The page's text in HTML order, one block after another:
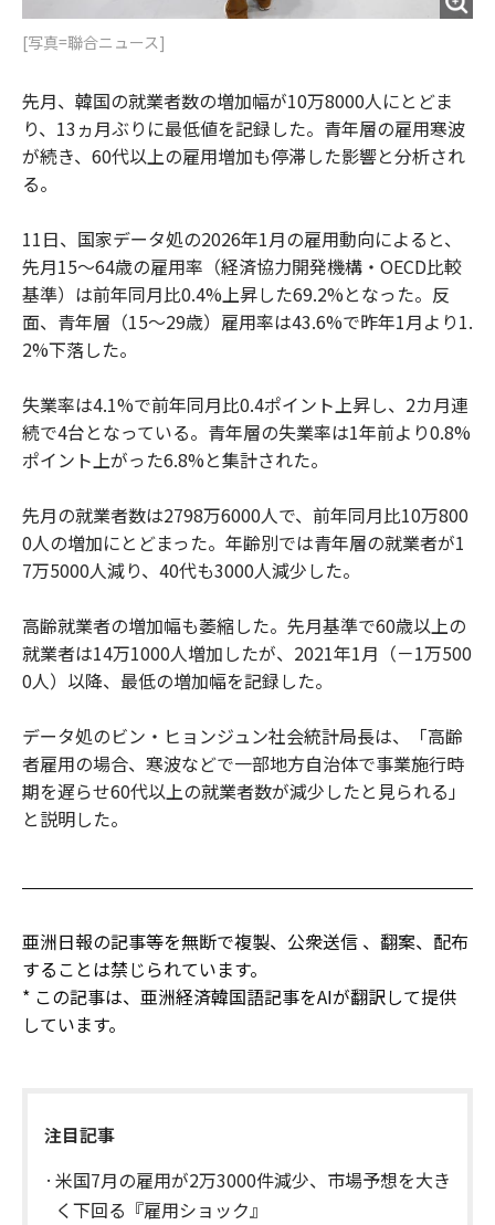
[写真=聯合ニュース]
先月、韓国の就業者数の増加幅が10万8000人にとどま
り、13ヵ月ぶりに最低値を記録した。青年層の雇用寒波
が続き、60代以上の雇用増加も停滞した影響と分析され
る。
11日、国家データ処の2026年1月の雇用動向によると、
先月15～64歳の雇用率（経済協力開発機構・OECD比較
基準）は前年同月比0.4%上昇した69.2%となった。反
面、青年層（15～29歳）雇用率は43.6%で昨年1月より1.
2%下落した。
失業率は4.1%で前年同月比0.4ポイント上昇し、2カ月連
続で4台となっている。青年層の失業率は1年前より0.8%
ポイント上がった6.8%と集計された。
先月の就業者数は2798万6000人で、前年同月比10万800
0人の増加にとどまった。年齢別では青年層の就業者が1
7万5000人減り、40代も3000人減少した。
高齢就業者の増加幅も萎縮した。先月基準で60歳以上の
就業者は14万1000人増加したが、2021年1月（－1万500
0人）以降、最低の増加幅を記録した。
データ処のビン・ヒョンジュン社会統計局長は、「高齢
者雇用の場合、寒波などで一部地方自治体で事業施行時
期を遅らせ60代以上の就業者数が減少したと見られる」
と説明した。
亜洲日報の記事等を無断で複製、公衆送信 、翻案、配布
することは禁じられています。
* この記事は、亜洲経済韓国語記事をAIが翻訳して提供
しています。
注目記事
米国7月の雇用が2万3000件減少、市場予想を大き
く下回る『雇用ショック』